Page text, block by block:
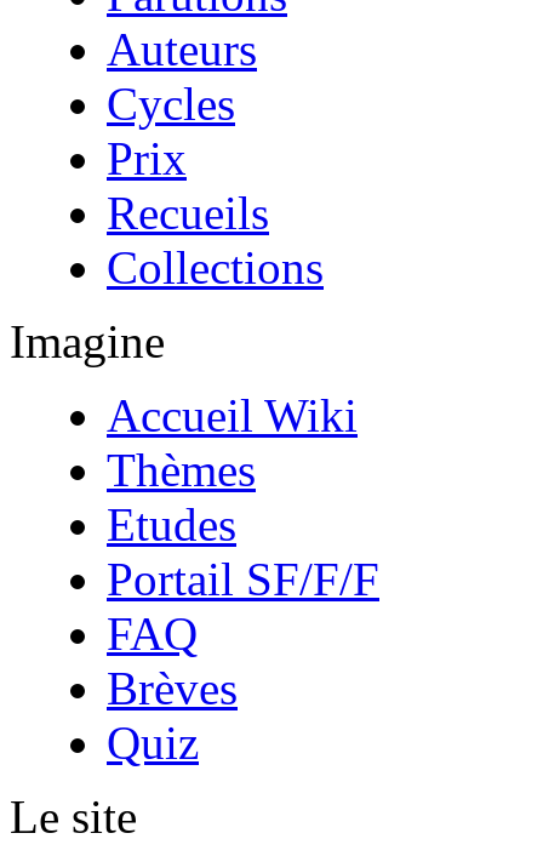
Auteurs
Cycles
Prix
Recueils
Collections
Imagine
Accueil Wiki
Thèmes
Etudes
Portail SF/F/F
FAQ
Brèves
Quiz
Le site